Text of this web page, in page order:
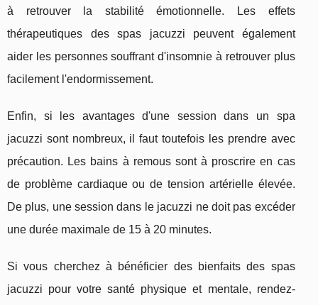
à retrouver la stabilité émotionnelle. Les effets
thérapeutiques des spas jacuzzi peuvent également
aider les personnes souffrant d'insomnie à retrouver plus
facilement l'endormissement.
Enfin, si les avantages d'une session dans un spa
jacuzzi sont nombreux, il faut toutefois les prendre avec
précaution. Les bains à remous sont à proscrire en cas
de problème cardiaque ou de tension artérielle élevée.
De plus, une session dans le jacuzzi ne doit pas excéder
une durée maximale de 15 à 20 minutes.
Si vous cherchez à bénéficier des bienfaits des spas
jacuzzi pour votre santé physique et mentale, rendez-